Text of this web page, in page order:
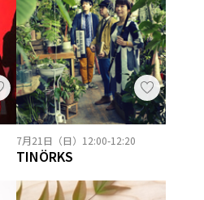
7月21日（日）12:00-12:20
TINÖRKS